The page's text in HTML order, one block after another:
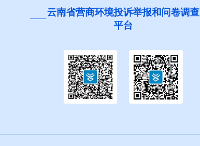
云南省营商环境投诉举报和问卷调查
平台